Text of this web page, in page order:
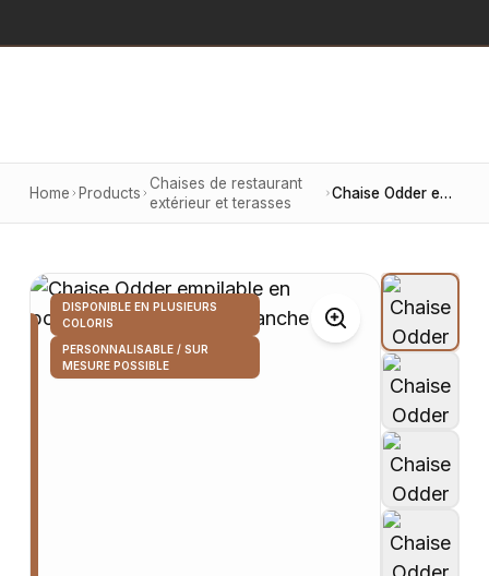
Home Products
Chaises de restaurant
extérieur et terasses
Chaise Odder empilable en polypropylène, finition blanche
DISPONIBLE EN PLUSIEURS
COLORIS
PERSONNALISABLE / SUR
MESURE POSSIBLE